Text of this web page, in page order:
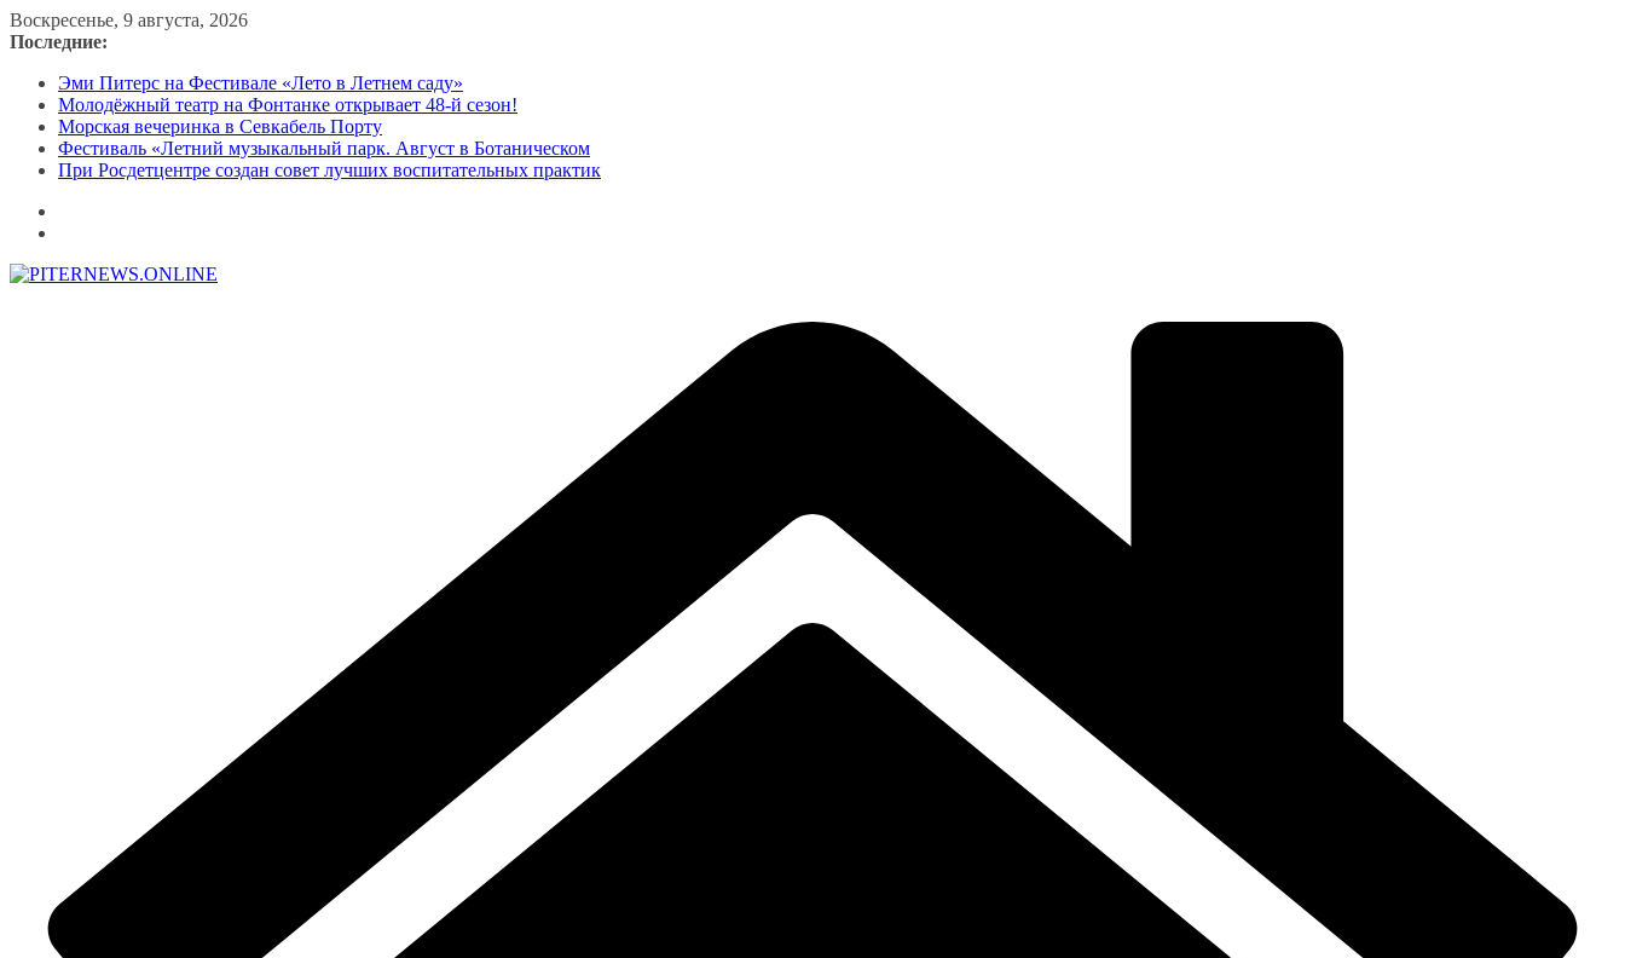
Перейти
к
Воскресенье, 9 августа, 2026
Последние:
Эми Питерс на Фестивале «Лето в Летнем саду»
Молодёжный театр на Фонтанке открывает 48-й сезон!
Морская вечеринка в Севкабель Порту
Фестиваль «Летний музыкальный парк. Август в Ботаническом
При Росдетцентре создан совет лучших воспитательных практик